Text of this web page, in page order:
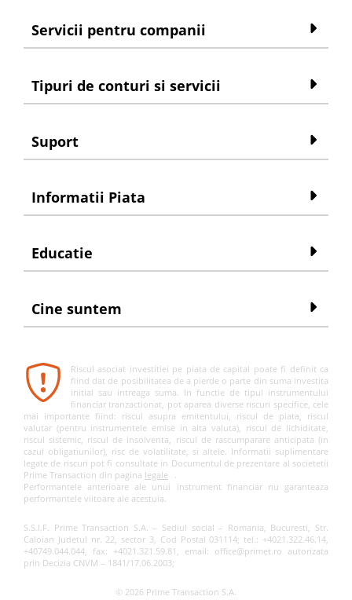
Servicii pentru companii
Tipuri de conturi si servicii
Suport
Informatii Piata
Educatie
Cine suntem
Riscul asociat investitiei pe piata de capital poate fi definit ca
fiind dat de posibilitatea de a pierde o parte din suma investita
initial sau intreaga suma. In functie de tipul instrumentului
financiar tranzactionat, pot aparea diverse riscuri specifice, cele
mai importante fiind: riscul asupra emitentului, riscul de piata, riscul
valutar (pentru instrumentele emise in alta valuta), riscul de lichiditate,
riscul sistemic, riscul de insolventa, riscul de rascumparare anticipata (in
cazul obligatiunilor), risc de volatilitate, si altele. Informatii suplimentare
legate de riscuri pot fi consultate in Documentul de prezentare al societetii
Prime Transaction din pagina legale
.
Performantele anterioare ale unui instrument financiar nu garanteaza
performantele viitoare ale acestuia.
S.S.I.F. Prime Transaction S.A. – Sediul social – Romania, Bucuresti, Str.
Caloian Judetul nr. 22, sector 3, Cod Postal 031114; tel.: +4021.322.46.14,
+40749.044.044, fax: +4021.321.59.81, email: office@primet.ro autorizata
prin Decizia CNVM – 1841/17.06.2003;
© 2026 Prime Transaction S.A.